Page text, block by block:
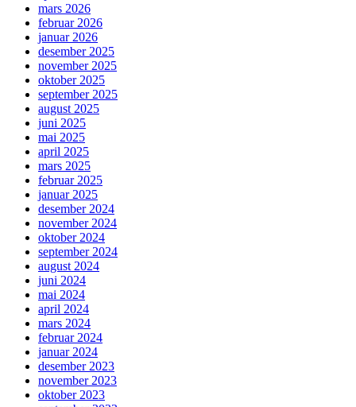
mars 2026
februar 2026
januar 2026
desember 2025
november 2025
oktober 2025
september 2025
august 2025
juni 2025
mai 2025
april 2025
mars 2025
februar 2025
januar 2025
desember 2024
november 2024
oktober 2024
september 2024
august 2024
juni 2024
mai 2024
april 2024
mars 2024
februar 2024
januar 2024
desember 2023
november 2023
oktober 2023